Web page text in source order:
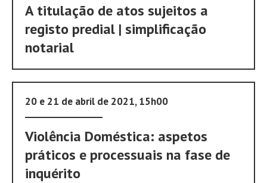
A titulação de atos sujeitos a
registo predial | simplificação
notarial
20 e 21 de abril de 2021, 15h00
Violência Doméstica: aspetos
práticos e processuais na fase de
inquérito